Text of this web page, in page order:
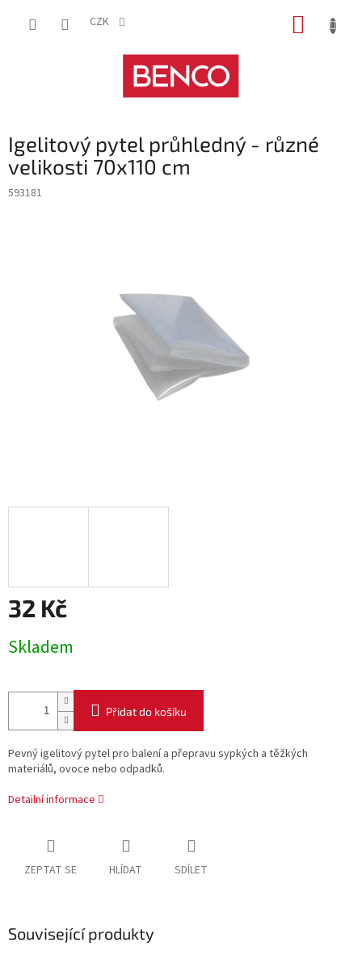
CZK
Igelitový pytel průhledný - různé
velikosti 70x110 cm
593181
32 Kč
cena:
Skladem
Přidat do košíku
Pevný igelitový pytel pro balení a přepravu sypkých a těžkých
materiálů, ovoce nebo odpadků.
Detailní informace
ZEPTAT SE HLÍDAT SDÍLET
Související produkty